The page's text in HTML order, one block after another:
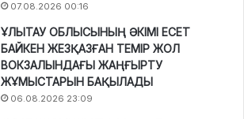
07.08.2026 00:16
ҰЛЫТАУ ОБЛЫСЫНЫҢ ӘКІМІ ЕСЕТ
БАЙКЕН ЖЕЗҚАЗҒАН ТЕМІР ЖОЛ
ВОКЗАЛЫНДАҒЫ ЖАҢҒЫРТУ
ЖҰМЫСТАРЫН БАҚЫЛАДЫ
06.08.2026 23:09